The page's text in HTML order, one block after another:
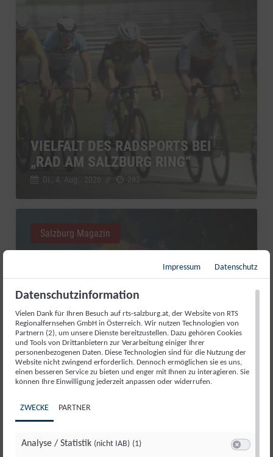
VIELFALT DES RADSPORTS BEI
„RAD AM SALZBURG RING“
Di., 4. Aug.. 2026 // 282
RED BULL ROMANIACS: MANUEL
GESAMTSIEG
Salzburg Magazin
Impressum Datenschutz
Datenschutzinformation
Vielen Dank für Ihren Besuch auf rts-salzburg.at, der Website von RTS
Regionalfernsehen GmbH in Österreich. Wir nutzen Technologien von
Partnern (2), um unsere Dienste bereitzustellen. Dazu gehören Cookies
und Tools von Drittanbietern zur Verarbeitung einiger Ihrer
personenbezogenen Daten. Diese Technologien sind für die Nutzung der
Website nicht zwingend erforderlich. Dennoch ermöglichen sie es uns,
einen besseren Service zu bieten und enger mit Ihnen zu interagieren. Sie
können Ihre Einwilligung jederzeit anpassen oder widerrufen.
ZWECKE PARTNER
Analyse / Statistik (nicht IAB) (1)